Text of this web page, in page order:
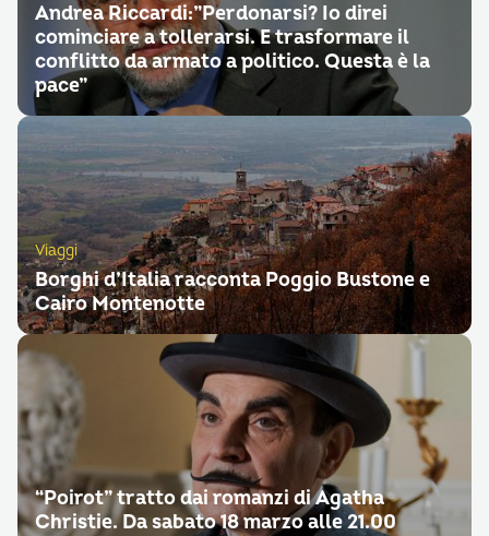
Andrea Riccardi:”Perdonarsi? Io direi
cominciare a tollerarsi. E trasformare il
conflitto da armato a politico. Questa è la
pace”
Viaggi
Borghi d’Italia racconta Poggio Bustone e
Cairo Montenotte
“Poirot” tratto dai romanzi di Agatha
Christie. Da sabato 18 marzo alle 21.00